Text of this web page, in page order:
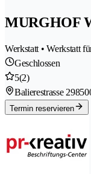
MURGHOF
Werkstatt • Werkstatt
Geschlossen
5(2)
Balierestrasse 29
Termin reservieren